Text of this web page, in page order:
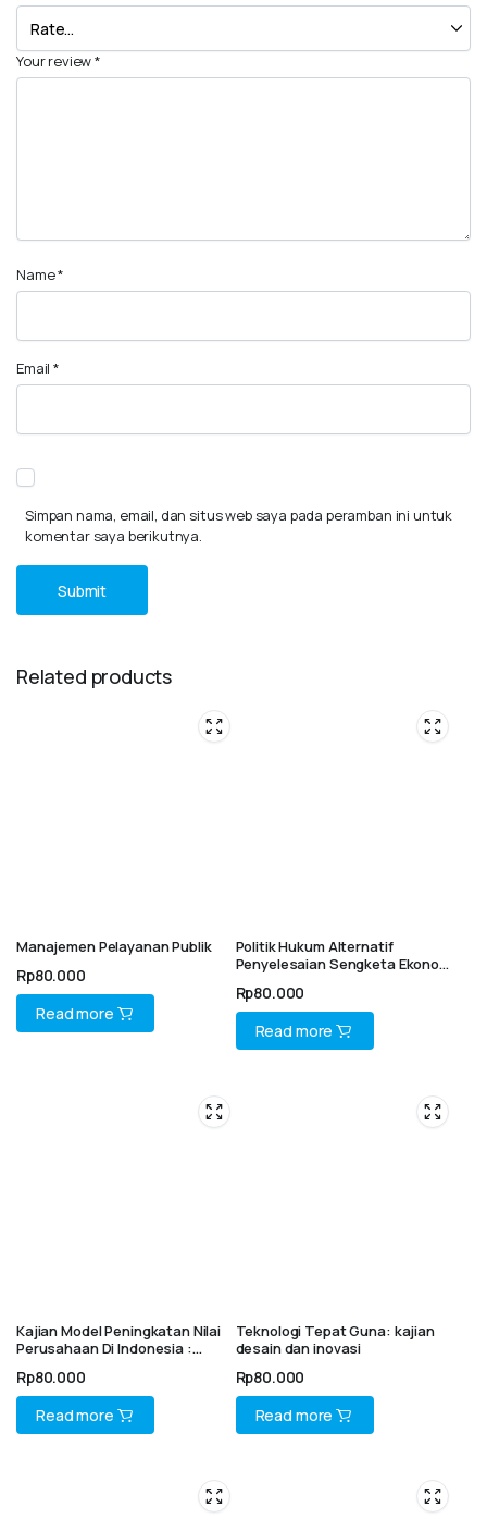
Your review*
Name*
Email*
Simpan nama, email, dan situs web saya pada peramban ini untuk
komentar saya berikutnya.
Related products
Manajemen Pelayanan Publik
Rp80.000
Read more
Politik Hukum Alternatif
Penyelesaian Sengketa Ekonomi
Rp80.000
Read more
Kajian Model Peningkatan Nilai
Perusahaan Di Indonesia :
Rp80.000
Read more
Teknologi Tepat Guna: kajian
desain dan inovasi
Rp80.000
Read more